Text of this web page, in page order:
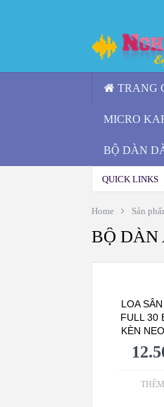
TRANG
MICRO
BỘ DÀN
QUICK LINKS
Home Sản
BỘ DÀN
LOA
FULL 30
KÈN